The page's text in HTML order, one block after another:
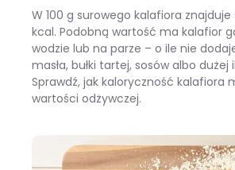
W 100 g surowego kalafiora znajduje
kcal. Podobną wartość ma kalafior
wodzie lub na parze – o ile nie
masła, bułki tartej, sosów albo dużej
Sprawdź, jak kaloryczność kalafiora
wartości odżywczej.